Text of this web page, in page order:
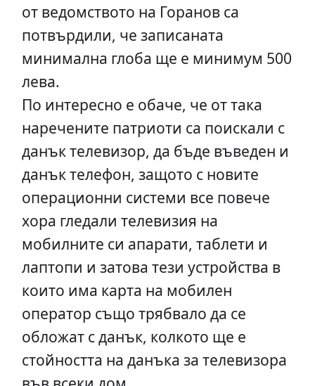
от ведомството на Горанов са
потвърдили, че записаната
минимална глоба ще е минимум 500
лева.
По интересно е обаче, че от така
наречените патриоти са поискали с
данък телевизор, да бъде въведен и
данък телефон, защото с новите
операционни системи все повече
хора гледали телевизия на
мобилните си апарати, таблети и
лаптопи и затова тези устройства в
които има карта на мобилен
оператор също трябвало да се
обложат с данък, колкото ще е
стойността на данъка за телевизора